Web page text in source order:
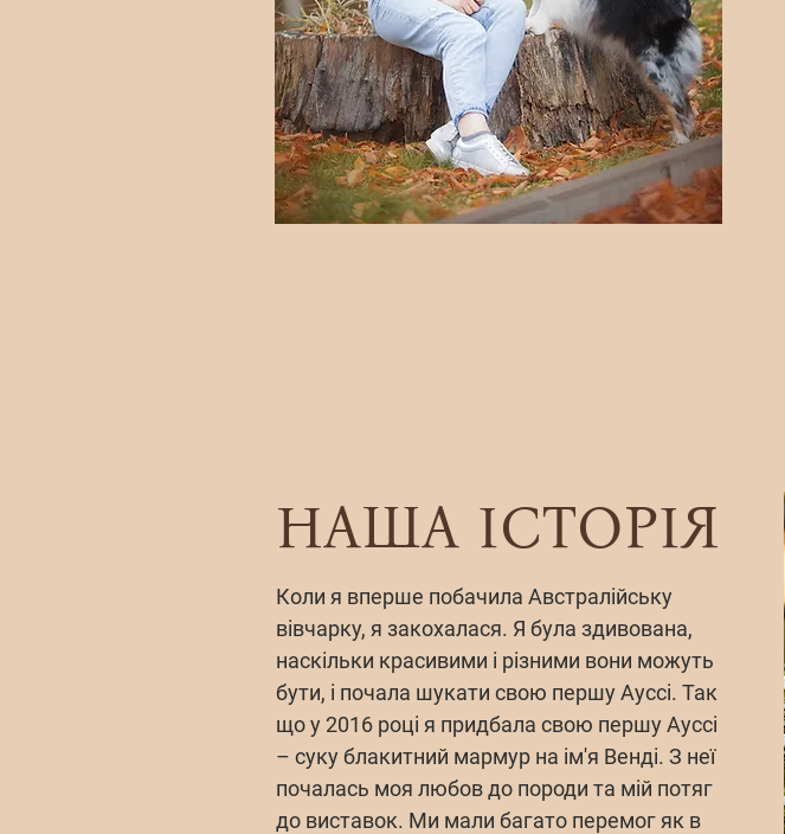
НАША ІСТОРІЯ
Коли я вперше побачила Австралійську
вівчарку, я закохалася. Я була здивована,
наскільки красивими і різними вони можуть
бути, і почала шукати свою першу Ауссі. Так
що у 2016 році я придбала свою першу Ауссі
– суку блакитний мармур на ім'я Венді. З неї
почалась моя любов до породи та мій потяг
до виставок. Ми мали багато перемог як в